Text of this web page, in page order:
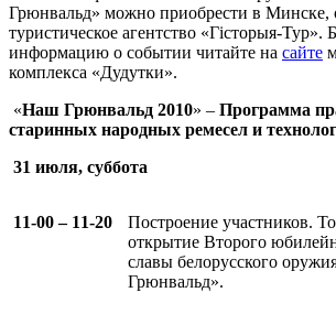
Грюнвальд» можно приобрести в Минске,
туристическое агентство «Гісторыя-Тур».
информацию о событии читайте на сайте
комплекса «Дудутки».
«Наш Грюнвальд 2010» – Программа
старинных народных ремесел и
31 июля, суббота
11-00 – 11-20
Построение участников.
открытие Второго
славы белорусского
Грюнвальд».